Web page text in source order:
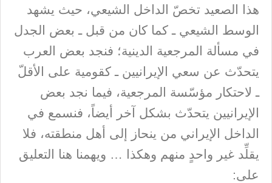
هذا الصعيد تخصّ الداخل الشيعي، حيث يشهد
الوسط الشيعي ـ كما كان من قبل ـ بعض الجدل
في مسألة المرجعية الدينية؛ فنجد بعض العرب
يتحدّث عن سعي الإيرانيين ـ كقومية على الأقلّ
ـ لاحتكار مؤسّسة المرجعية، فيما نجد بعض
الإيرانيين يتحدّث بشكل آخر أيضاً، فنسمع في
الداخل الإيراني من ينحاز إلى أهل منطقته، فلا
يقلِّد غير واحدٍ منهم وهكذا … ويهمنا هنا التعليق
على: